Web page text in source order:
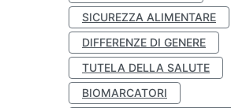
SICUREZZA ALIMENTARE
DIFFERENZE DI GENERE
TUTELA DELLA SALUTE
BIOMARCATORI